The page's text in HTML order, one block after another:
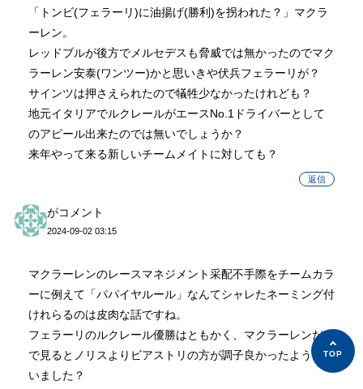
「トンビ(フェラーリ)に油揚げ(勝利)を拐われた？」マクラ
ーレン。
レッドブルが後方でメルセデスも脅威では無かったのでマク
ラーレン安泰(ワンツー)かと思いきや伏兵フェラーリが？
サインツは押さえられたので犠牲少なかったけれども？
地元イタリアでルクレールがエースNo.1ドライバーとして
のアピール出来たのでは無いでしょうか？
来年やって来る新しいチームメイトに対しても？
返信
がコメント
2024-09-02 03:15
マクラーレンのレースマネジメント采配不手際をチームカラ
ーに例えて「パパイヤルール」なんてシャレたネーミング付
けれらるのは皮肉な話ですね。
フェラーリのルクレール優勝はともかく、マクラーレンだけ
で見るとノリスよりビアストリの方が調子良かったように思
いました？